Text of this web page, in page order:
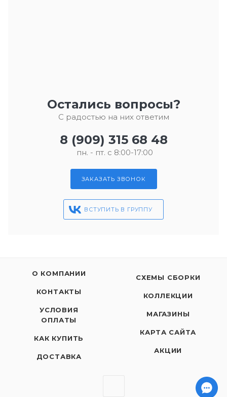
Остались вопросы?
С радостью на них ответим
8 (909) 315 68 48
пн. - пт. с 8:00-17:00
ЗАКАЗАТЬ ЗВОНОК
ВСТУПИТЬ В ГРУППУ
О КОМПАНИИ
КОНТАКТЫ
УСЛОВИЯ
ОПЛАТЫ
КАК КУПИТЬ
ДОСТАВКА
СХЕМЫ СБОРКИ
КОЛЛЕКЦИИ
МАГАЗИНЫ
КАРТА САЙТА
АКЦИИ